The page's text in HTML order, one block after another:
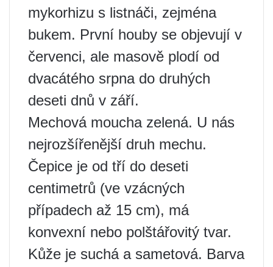
mykorhizu s listnáči, zejména
bukem. První houby se objevují v
červenci, ale masově plodí od
dvacátého srpna do druhých
deseti dnů v září.
Mechová moucha zelená. U nás
nejrozšířenější druh mechu.
Čepice je od tří do deseti
centimetrů (ve vzácných
případech až 15 cm), má
konvexní nebo polštářovitý tvar.
Kůže je suchá a sametová. Barva